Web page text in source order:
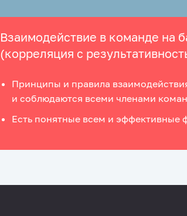
Взаимодействие в команде на
(корреляция с
Принципы и правила
и соблюдаются всеми членами
Есть понятные всем и эффективные